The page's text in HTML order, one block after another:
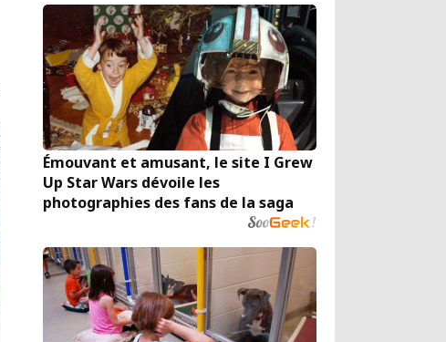
Émouvant et amusant, le site I Grew
Up Star Wars dévoile les
photographies des fans de la saga